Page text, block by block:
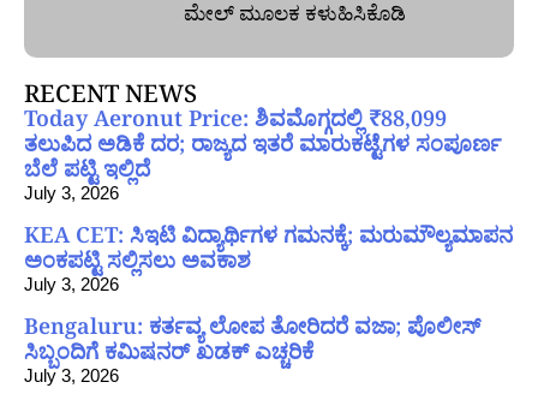
ಮೇಲ್‌ ಮೂಲಕ ಕಳುಹಿಸಿಕೊಡಿ
RECENT NEWS
Today Aeronut Price: ಶಿವಮೊಗ್ಗದಲ್ಲಿ ₹88,099
ತಲುಪಿದ ಅಡಿಕೆ ದರ; ರಾಜ್ಯದ ಇತರೆ ಮಾರುಕಟ್ಟೆಗಳ ಸಂಪೂರ್ಣ
ಬೆಲೆ ಪಟ್ಟಿ ಇಲ್ಲಿದೆ
July 3, 2026
KEA CET: ಸಿಇಟಿ ವಿದ್ಯಾರ್ಥಿಗಳ ಗಮನಕ್ಕೆ; ಮರುಮೌಲ್ಯಮಾಪನ
ಅಂಕಪಟ್ಟಿ ಸಲ್ಲಿಸಲು ಅವಕಾಶ
July 3, 2026
Bengaluru: ಕರ್ತವ್ಯ ಲೋಪ ತೋರಿದರೆ ವಜಾ; ಪೊಲೀಸ್
ಸಿಬ್ಬಂದಿಗೆ ಕಮಿಷನರ್ ಖಡಕ್ ಎಚ್ಚರಿಕೆ
July 3, 2026